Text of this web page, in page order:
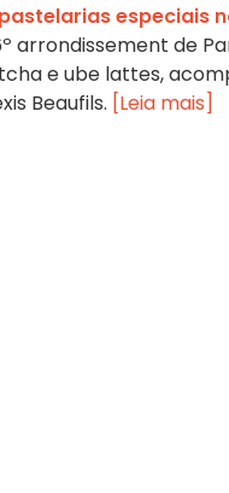
especiais
arrondissement de
e ube lattes,
Beaufils. [Leia mais]